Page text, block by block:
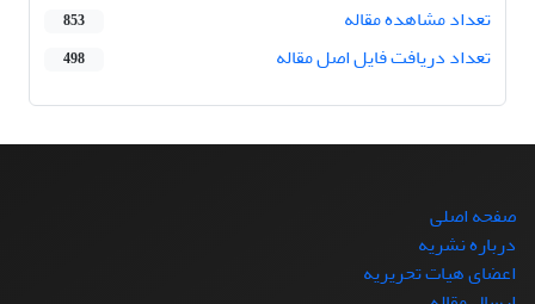
تعداد مشاهده مقاله
853
تعداد دریافت فایل اصل مقاله 498
صفحه اصلی
درباره نشریه
اعضای هیات تحریریه